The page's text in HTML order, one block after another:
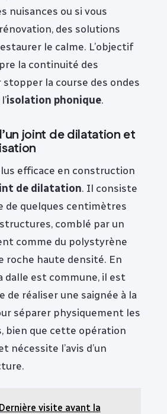
nuisances ou si vous
des solutions
le calme. L’objectif
la continuité des
la course des ondes
isolation phonique.
joint de dilatation et
efficace en construction
de dilatation. Il consiste
de quelques centimètres
comblé par un
comme du polystyrène
roche haute densité. En
dalle est commune, il est
de réaliser une saignée à la
séparer physiquement les
bien que cette opération
nécessite l’avis d’un
Dernière visite avant la